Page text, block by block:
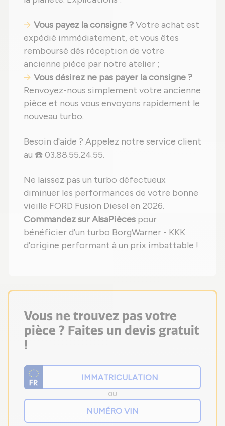
Vous payez la consigne ?Votre achat est
expédié immédiatement, et vous êtes
remboursé dès réception de votre
ancienne pièce par notre atelier ;
Vous désirez ne pas payer la consigne ?
Renvoyez-nous simplement votre ancienne
pièce et nous vous envoyons rapidement le
nouveau turbo.
Besoin d'aide ? Appelez notre service client
au ☎️ 03.88.55.24.55.
Ne laissez pas un turbo défectueux
diminuer les performances de votre bonne
vieille FORD Fusion Diesel en 2026.
Commandez sur AlsaPièces pour
bénéficier d'un turbo BorgWarner - KKK
d'origine performant à un prix imbattable !
Vous ne trouvez pas votre
pièce ? Faites un devis gratuit
!
OU